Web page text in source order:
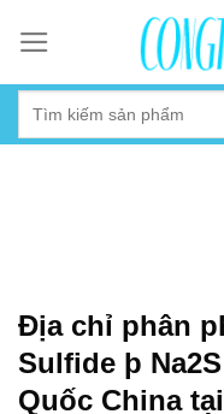
content
Địa chỉ phân
Sulfide þ
Quốc China